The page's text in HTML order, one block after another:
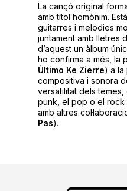
La cançó original
amb títol homònim.
guitarres i melodies
juntament amb lletres
d’aquest un àlbum
ho confirma a més, la
Último Ke Zierre) a la
compositiva i sonora
versatilitat dels
punk, el pop o el rock
amb altres
Pas).